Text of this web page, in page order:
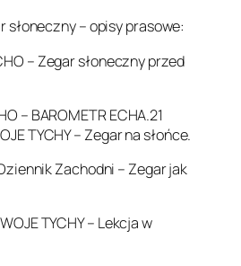
słoneczny – opisy prasowe:
– Zegar słoneczny przed
– BAROMETR ECHA.21
TYCHY – Zegar na słońce.
Zachodni – Zegar jak
TYCHY – Lekcja w